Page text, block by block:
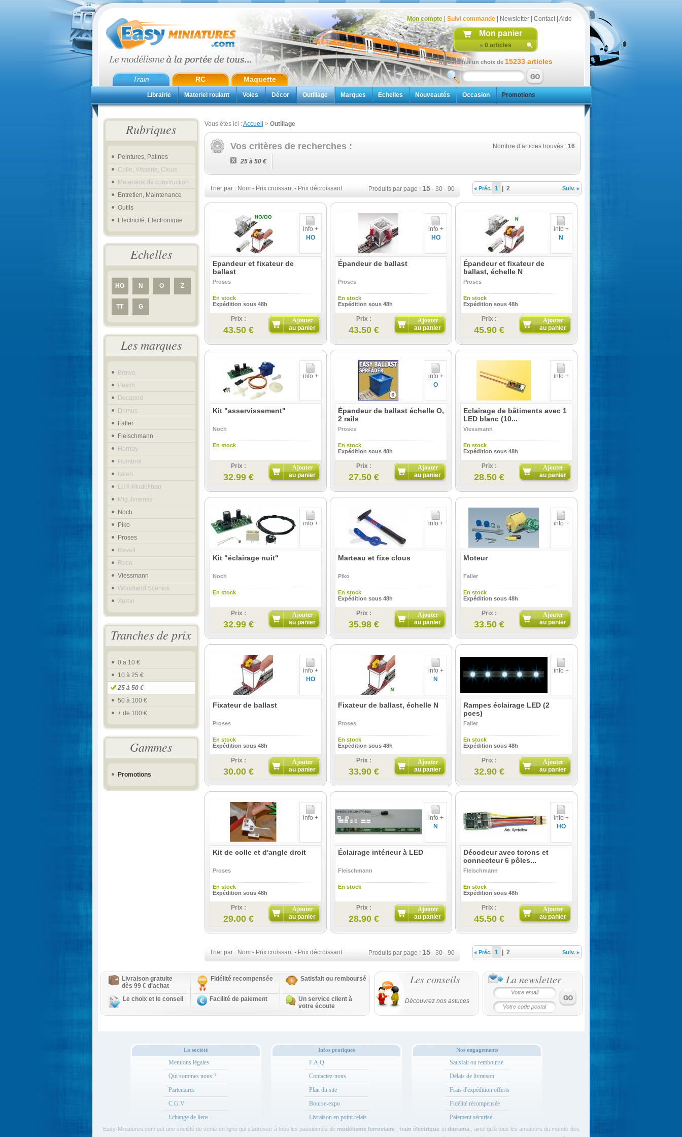
Train RC Maquette
Mon compte| Suivi commande| Newsletter| Contact| Aide
Mon panier
0 articles
Aujourd'hui un choix de 15233 articles
Librairie Materiel roulant Voies Décor Outillage Marques Echelles Nouveautés Occasion Promotions
Rubriques
Peintures, Patines
Colle, Visserie, Clous
Materiaux de construction
Entretien, Maintenance
Outils
Electricité, Electronique
Echelles
HO N O Z
TT G
Les marques
Brawa
Busch
Decapod
Domus
Faller
Fleischmann
Hornby
Humbrol
Italeri
LUX-Modellbau
Mig Jimenez
Noch
Piko
Proses
Revell
Roco
Viessmann
Woodland Scenics
Xuron
Tranches de prix
0 a 10 €
10 à 25 €
25 à 50 €
50 à 100 €
+ de 100 €
Gammes
Promotions
Vous êtes ici :Accueil > Outillage
Vos critères de recherches : Nombre d’articles trouvés : 16
25 à 50 €
Trier par : Nom- Prix croissant- Prix décroissant Produits par page : 15- 30- 90 Préc. 1 2 Suiv.
info +
HO
Epandeur et fixateur de
ballast
Proses
En stock
Expédition sous 48h
Prix :
43.50 €
Ajouter
au panier
info +
HO
Épandeur de ballast
Proses
En stock
Expédition sous 48h
Prix :
43.50 €
Ajouter
au panier
info +
N
Épandeur et fixateur de
ballast, échelle N
Proses
En stock
Expédition sous 48h
Prix :
45.90 €
Ajouter
au panier
info +
Kit "asservissement"
Noch
En stock
Prix :
32.99 €
Ajouter
au panier
info +
O
Épandeur de ballast échelle O,
2 rails
Proses
En stock
Expédition sous 48h
Prix :
27.50 €
Ajouter
au panier
info +
Eclairage de bâtiments avec 1
LED blanc (10...
Viessmann
En stock
Expédition sous 48h
Prix :
28.50 €
Ajouter
au panier
info +
Kit "éclairage nuit"
Noch
En stock
Prix :
32.99 €
Ajouter
au panier
info +
Marteau et fixe clous
Piko
En stock
Expédition sous 48h
Prix :
35.98 €
Ajouter
au panier
info +
Moteur
Faller
En stock
Expédition sous 48h
Prix :
33.50 €
Ajouter
au panier
info +
HO
Fixateur de ballast
Proses
En stock
Expédition sous 48h
Prix :
30.00 €
Ajouter
au panier
info +
N
Fixateur de ballast, échelle N
Proses
En stock
Expédition sous 48h
Prix :
33.90 €
Ajouter
au panier
info +
Rampes éclairage LED (2
pces)
Faller
En stock
Expédition sous 48h
Prix :
32.90 €
Ajouter
au panier
info +
Kit de colle et d'angle droit
Proses
En stock
Expédition sous 48h
Prix :
29.00 €
Ajouter
au panier
info +
N
Éclairage intérieur à LED
Fleischmann
En stock
Prix :
28.90 €
Ajouter
au panier
info +
HO
Décodeur avec torons et
connecteur 6 pôles...
Fleischmann
En stock
Expédition sous 48h
Prix :
45.50 €
Ajouter
au panier
Trier par : Nom- Prix croissant- Prix décroissant Produits par page : 15- 30- 90 Préc. 1 2 Suiv.
Livraison gratuite
dès 99 € d'achat
Fidélité recompensée Satisfait ou remboursé
Le choix et le conseil Facilité de paiement
Un service client à
votre écoute
Les conseils
Découvrez nos astuces
La newsletter
La société
Mentions légales
Qui sommes nous ?
Partenaires
C.G.V
Echange de liens
Infos pratiques
F.A.Q
Contactez-nous
Plan du site
Bourse-expo
Livraison en point relais
Nos engagements
Satisfait ou remboursé
Délais de livraison
Frais d'expédition offerts
Fidélité récompensée
Paiement sécurisé
Easy-Miniatures.com est une société de vente en ligne qui s'adresse à tous les passionnés de modélisme ferroviaire ,train électrique et diorama, ainsi qu'à tous les amateurs du monde des